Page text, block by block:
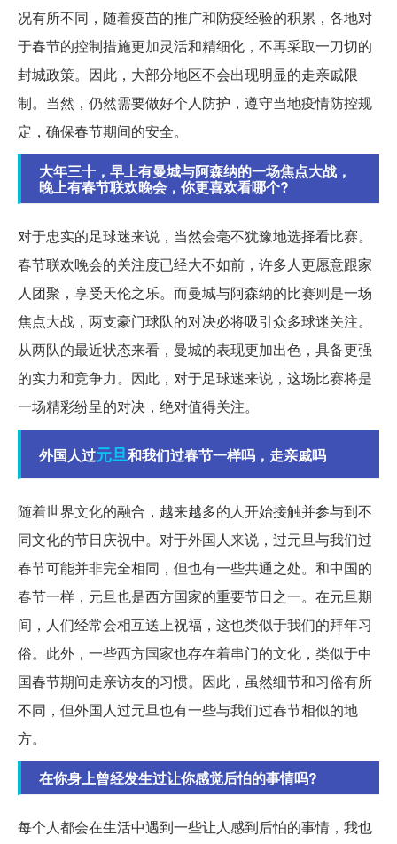
况有所不同，随着疫苗的推广和防疫经验的积累，各地对
于春节的控制措施更加灵活和精细化，不再采取一刀切的
封城政策。因此，大部分地区不会出现明显的走亲戚限
制。当然，仍然需要做好个人防护，遵守当地疫情防控规
定，确保春节期间的安全。
大年三十，早上有曼城与阿森纳的一场焦点大战，
晚上有春节联欢晚会，你更喜欢看哪个?
对于忠实的足球迷来说，当然会毫不犹豫地选择看比赛。
春节联欢晚会的关注度已经大不如前，许多人更愿意跟家
人团聚，享受天伦之乐。而曼城与阿森纳的比赛则是一场
焦点大战，两支豪门球队的对决必将吸引众多球迷关注。
从两队的最近状态来看，曼城的表现更加出色，具备更强
的实力和竞争力。因此，对于足球迷来说，这场比赛将是
一场精彩纷呈的对决，绝对值得关注。
外国人过元旦和我们过春节一样吗，走亲戚吗
随着世界文化的融合，越来越多的人开始接触并参与到不
同文化的节日庆祝中。对于外国人来说，过元旦与我们过
春节可能并非完全相同，但也有一些共通之处。和中国的
春节一样，元旦也是西方国家的重要节日之一。在元旦期
间，人们经常会相互送上祝福，这也类似于我们的拜年习
俗。此外，一些西方国家也存在着串门的文化，类似于中
国春节期间走亲访友的习惯。因此，虽然细节和习俗有所
不同，但外国人过元旦也有一些与我们过春节相似的地
方。
在你身上曾经发生过让你感觉后怕的事情吗?
每个人都会在生活中遇到一些让人感到后怕的事情，我也